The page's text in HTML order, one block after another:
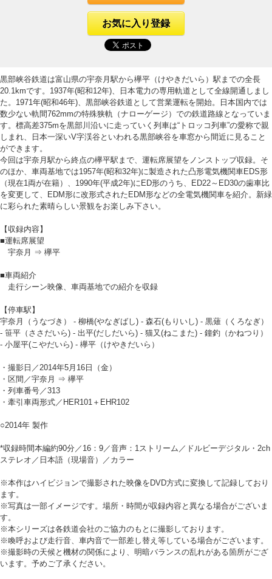
お気に入り登録
黒部峡谷鉄道は富山県の宇奈月駅から欅平（けやきだいら）駅までの全長
20.1kmです。1937年(昭和12年)、日本電力の専用軌道として全線開通しまし
た。1971年(昭和46年)、黒部峡谷鉄道として営業運転を開始。日本国内では
数少ない軌間762mmの特殊狭軌（ナローゲージ）での鉄道路線となっていま
す。標高差375mを黒部川沿いに走っていく列車は“トロッコ列車”の愛称で親
しまれ、日本一深いV字渓谷といわれる黒部峡谷を車窓から間近に見ること
ができます。
今回は宇奈月駅から終点の欅平駅まで、運転席展望をノンストップ収録。そ
のほか、車両基地では1957年(昭和32年)に製造された凸形電気機関車EDS形
（現在1両が在籍）、1990年(平成2年)にED形のうち、ED22～ED30の歯車比
を変更して、EDM形に改形式されたEDM形などの全電気機関車を紹介。新緑
に彩られた素晴らしい景観をお楽しみ下さい。
【収録内容】
■運転席展望
宇奈月 ⇒ 欅平
■車両紹介
走行シーン映像、車両基地での紹介を収録
【停車駅】
宇奈月（うなづき） - 柳橋(やなぎばし) - 森石(もりいし) - 黒薙（くろなぎ）
- 笹平（ささだいら) - 出平(だしだいら) - 猫又(ねこまた) - 鐘釣（かねつり）
- 小屋平(こやだいら) - 欅平（けやきだいら）
・撮影日／2014年5月16日（金）
・区間／宇奈月 ⇒ 欅平
・列車番号／313
・牽引車両形式／HER101＋EHR102
○2014年 製作
*収録時間本編約90分／16：9／音声：1ストリーム／ドルビーデジタル・2ch
ステレオ／日本語（現場音）／カラー
※本作はハイビジョンで撮影された映像をDVD方式に変換して記録しており
ます。
※写真は一部イメージです。場所・時間が収録内容と異なる場合がございま
す。
※本シリーズは各鉄道会社のご協力のもとに撮影しております。
※喚呼および走行音、車内音で一部差し替え等している場合がございます。
※撮影時の天候と機材の関係により、明暗バランスの乱れがある箇所がござ
います。予めご了承ください。